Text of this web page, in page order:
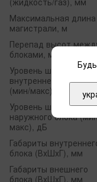
Максимальная длина
магистрали, м
Перепад высот
блоками, м
Уровень шума
внутреннего блока
(мин/макс), дБ
Уровень шума
наружного блока
макс), дБ
Габариты
блока (ВхШхГ), мм
Габариты внешнего
блока (ВхШхГ), мм